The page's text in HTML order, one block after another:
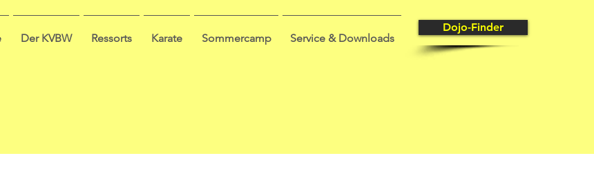
Der KVBW Ressorts Karate Sommercamp Service & Downloads
Dojo-Finder